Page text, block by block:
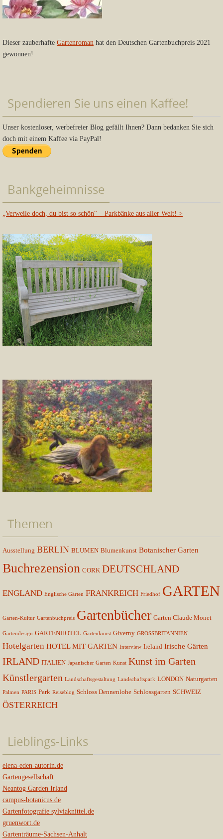
Dieser zauberhafte Gartenroman hat den Deutschen Gartenbuchpreis 2021
gewonnen!
Spendieren Sie uns einen Kaffee!
Unser kostenloser, werbefreier Blog gefällt Ihnen? Dann bedanken Sie sich
doch mit einem Kaffee via PayPal!
Bankgeheimnisse
„Verweile doch, du bist so schön“ – Parkbänke aus aller Welt! >
Themen
Ausstellung BERLIN BLUMEN Blumenkunst Botanischer Garten
Buchrezension CORK DEUTSCHLAND
ENGLAND Englische Gärten FRANKREICH Friedhof GARTEN
Garten-Kultur Gartenbuchpreis Gartenbücher Garten Claude Monet
Gartendesign GARTENHOTEL Gartenkunst Giverny GROSSBRITANNIEN
Hotelgarten HOTEL MIT GARTEN Interview Ireland Irische Gärten
IRLAND ITALIEN Japanischer Garten Kunst Kunst im Garten
Künstlergarten Landschaftsgestaltung Landschaftspark LONDON Naturgarten
Palmen PARIS Park Reiseblog Schloss Dennenlohe Schlossgarten SCHWEIZ
ÖSTERREICH
Lieblings-Links
elena-eden-autorin.de
Gartengesellschaft
Neantog Garden Irland
campus-botanicus.de
Gartenfotografie sylviaknittel.de
gruenwort.de
Gartenträume-Sachsen-Anhalt